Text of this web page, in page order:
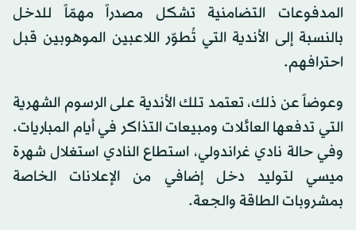
المدفوعات التضامنية تشكل مصدراً مهمّاً للدخل
بالنسبة إلى الأندية التي تُطوّر اللاعبين الموهوبين قبل
احترافهم.
وعوضاً عن ذلك، تعتمد تلك الأندية على الرسوم الشهرية
التي تدفعها العائلات ومبيعات التذاكر في أيام المباريات.
وفي حالة نادي غراندولي، استطاع النادي استغلال شهرة
ميسي لتوليد دخل إضافي من الإعلانات الخاصة
بمشروبات الطاقة والجعة.